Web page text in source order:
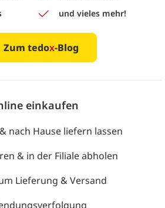
und vieles mehr!
Zum tedox-Blog
einkaufen
nach Hause liefern lassen
& in der Filiale abholen
Lieferung & Versand